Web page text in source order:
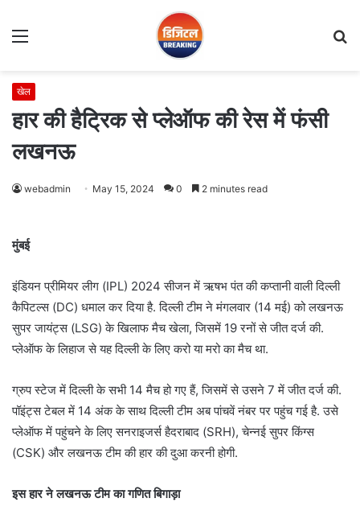
Menu
खेल
हार की हैट्रिक से प्लेऑफ की रेस में फंसी
लखनऊ
webadmin May 15, 2024 0 2 minutes read
मुंबई
इंडियन प्रीमियर लीग (IPL) 2024 सीजन में ऋषभ पंत की कप्तानी वाली दिल्ली
कैपिटल्स (DC) धमाल कर दिया है. दिल्ली टीम ने मंगलवार (14 मई) को लखनऊ
सुपर जायंट्स (LSG) के खिलाफ मैच खेला, जिसमें 19 रनों से जीत दर्ज की.
प्लेऑफ के लिहाज से यह दिल्ली के लिए करो या मरो का मैच था.
ग्रुप स्टेज में दिल्ली के सभी 14 मैच हो गए हैं, जिसमें से उसने 7 में जीत दर्ज की.
पॉइंट्स टेबल में 14 अंक के साथ दिल्ली टीम अब पांचवें नंबर पर पहुंच गई है. उसे
प्लेऑफ में पहुंचने के लिए सनराइजर्स हैदराबाद (SRH), चेन्नई सुपर किंग्स
(CSK) और लखनऊ टीम की हार की दुआ करनी होगी.
इस हार ने लखनऊ टीम का गणित बिगाड़ा